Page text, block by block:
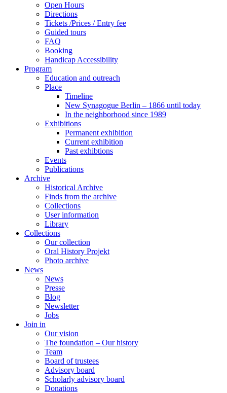
Open Hours
Directions
Tickets /Prices / Entry fee
Guided tours
FAQ
Booking
Handicap Accessibility
Program
Education and outreach
Place
Timeline
New Synagogue Berlin – 1866 until today
In the neighborhood since 1989
Exhibitions
Permanent exhibition
Current exhibition
Past exhibtions
Events
Publications
Archive
Historical Archive
Finds from the archive
Collections
User information
Library
Collections
Our collection
Oral History Projekt
Photo archive
News
News
Presse
Blog
Newsletter
Jobs
Join in
Our vision
The foundation – Our history
Team
Board of trustees
Advisory board
Scholarly advisory board
Donations